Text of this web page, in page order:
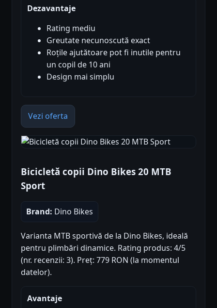
Dezavantaje
Rating mediu
Greutate necunoscută exact
Roțile ajutătoare pot fi inutile pentru
un copil de 10 ani
Design mai simplu
Vezi oferta
Bicicletă copii Dino Bikes 20 MTB
Sport
Brand: Dino Bikes
Varianta MTB sportivă de la Dino Bikes, ideală
pentru plimbări dinamice. Rating produs: 4/5
(nr. recenzii: 3). Preț: 779 RON (la momentul
datelor).
Avantaje